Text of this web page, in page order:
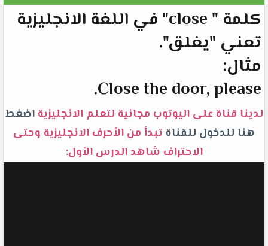
كلمة " close" في اللغة الانجليزية
تعني "يغلق".
مثال:
Close the door, please.
لدينا قناة على اليوتوب مجانية لتعلم الانجليزيةاضغط
هنا للدخول للقناة تبدأ من الأحرف الانجليزية وحتى
الاحتراف شاهد الدرس الأول: